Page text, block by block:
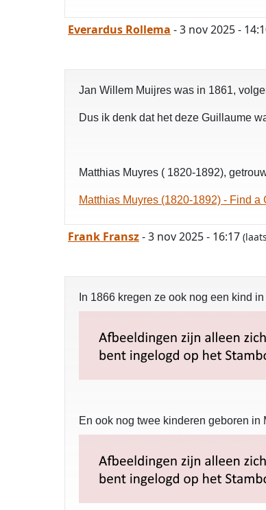
Everardus Rollema - 3 nov 2025 -
Jan Willem Muijres was in 1861,
Dus ik denk dat het deze Guillaume
Matthias Muyres ( 1820-1892),
Matthias Muyres (1820-1892) - Find a
Frank Fransz- 3 nov 2025 - 16:17
In 1866 kregen ze ook nog een kind
En ook nog twee kinderen geboren